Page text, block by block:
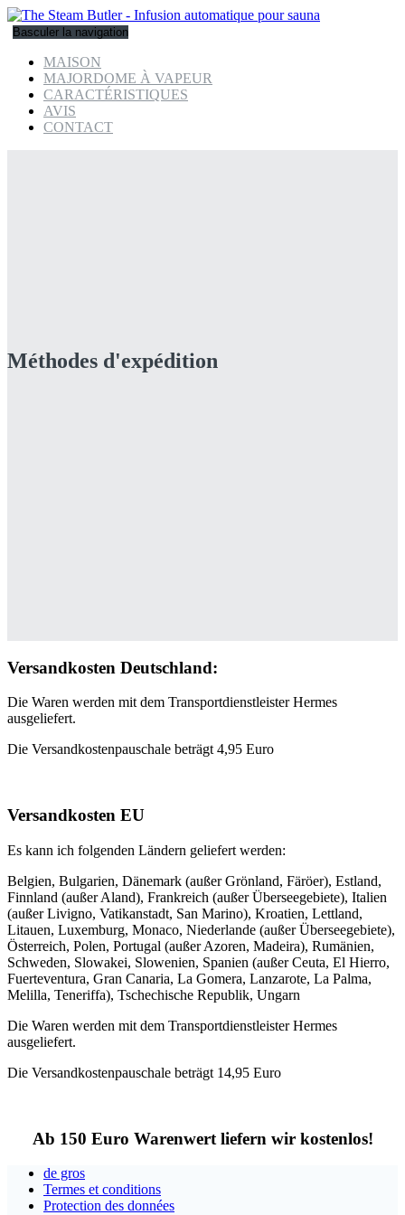
Basculer la navigation
MAISON
MAJORDOME À VAPEUR
CARACTÉRISTIQUES
AVIS
CONTACT
Méthodes d'expédition
Versandkosten Deutschland:
Die Waren werden mit dem Transportdienstleister Hermes
ausgeliefert.
Die Versandkostenpauschale beträgt 4,95 Euro
Versandkosten EU
Es kann ich folgenden Ländern geliefert werden:
Belgien, Bulgarien, Dänemark (außer Grönland, Färöer), Estland,
Finnland (außer Aland), Frankreich (außer Überseegebiete), Italien
(außer Livigno, Vatikanstadt, San Marino), Kroatien, Lettland,
Litauen, Luxemburg, Monaco, Niederlande (außer Überseegebiete),
Österreich, Polen, Portugal (außer Azoren, Madeira), Rumänien,
Schweden, Slowakei, Slowenien, Spanien (außer Ceuta, El Hierro,
Fuerteventura, Gran Canaria, La Gomera, Lanzarote, La Palma,
Melilla, Teneriffa), Tschechische Republik, Ungarn
Die Waren werden mit dem Transportdienstleister Hermes
ausgeliefert.
Die Versandkostenpauschale beträgt 14,95 Euro
Ab 150 Euro Warenwert liefern wir kostenlos!
de gros
Termes et conditions
Protection des données